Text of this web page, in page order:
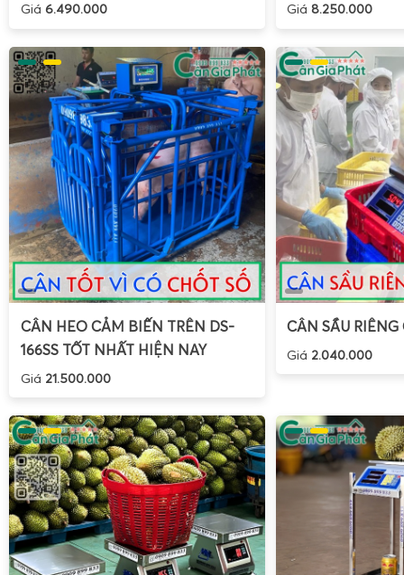
hộp nối loadcell chống ẩm, dây tín hiệu chống nhiễu.
Cân treo điện tử 1 tấn – Tối ưu cho cầu trục và
Giá 6.490.000 Giá 8.250.000
CÂN HEO CẢM BIẾN TRÊN DS-
166SS TỐT NHẤT HIỆN NAY
Giá 21.500.000
CÂN SẦU
Giá 2.040.000